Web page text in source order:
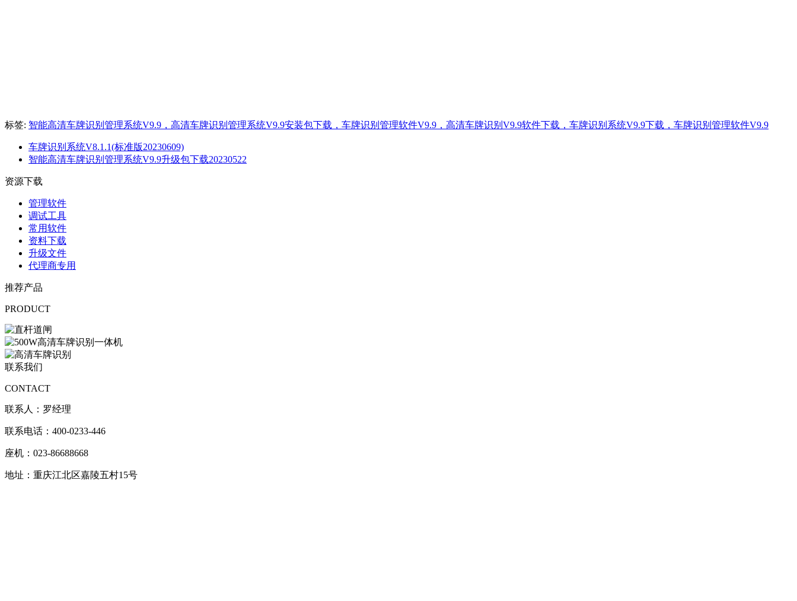
标签: 智能高清车牌识别管理系统V9.9，高清车牌识别管理系统V9.9安装包下载，车牌识别管理软件V9.9，高清车牌识别V9.9软件下载，车牌识别系统V9.9下载，车牌识别管理软件V9.9
车牌识别系统V8.1.1(标准版20230609)
智能高清车牌识别管理系统V9.9升级包下载20230522
资源下载
管理软件
调试工具
常用软件
资料下载
升级文件
代理商专用
推荐产品
PRODUCT
联系我们
CONTACT
联系人：罗经理
联系电话：400-0233-446
座机：023-86688668
地址：重庆江北区嘉陵五村15号